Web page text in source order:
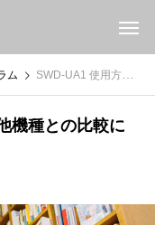
ム SWD-UA1 使用方法のご紹介＆他機種との比較について
機種との比較に